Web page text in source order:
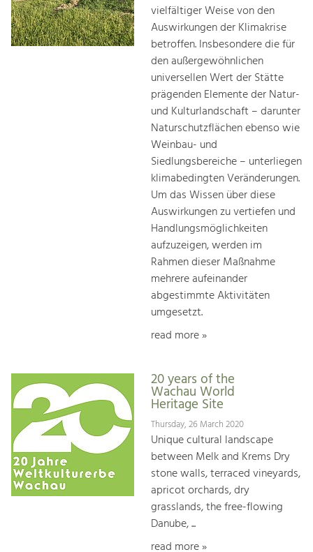
vielfältiger Weise von den
Auswirkungen der Klimakrise
betroffen. Insbesondere die für
den außergewöhnlichen
universellen Wert der Stätte
prägenden Elemente der Natur-
und Kulturlandschaft – darunter
Naturschutzflächen ebenso wie
Weinbau- und
Siedlungsbereiche – unterliegen
klimabedingten Veränderungen.
Um das Wissen über diese
Auswirkungen zu vertiefen und
Handlungsmöglichkeiten
aufzuzeigen, werden im
Rahmen dieser Maßnahme
mehrere aufeinander
abgestimmte Aktivitäten
umgesetzt.
read more »
20 years of the
Wachau World
Heritage Site
Thursday, 26 March 2020
Unique cultural landscape
between Melk and Krems Dry
stone walls, terraced vineyards,
apricot orchards, dry
grasslands, the free-flowing
Danube, ...
read more »